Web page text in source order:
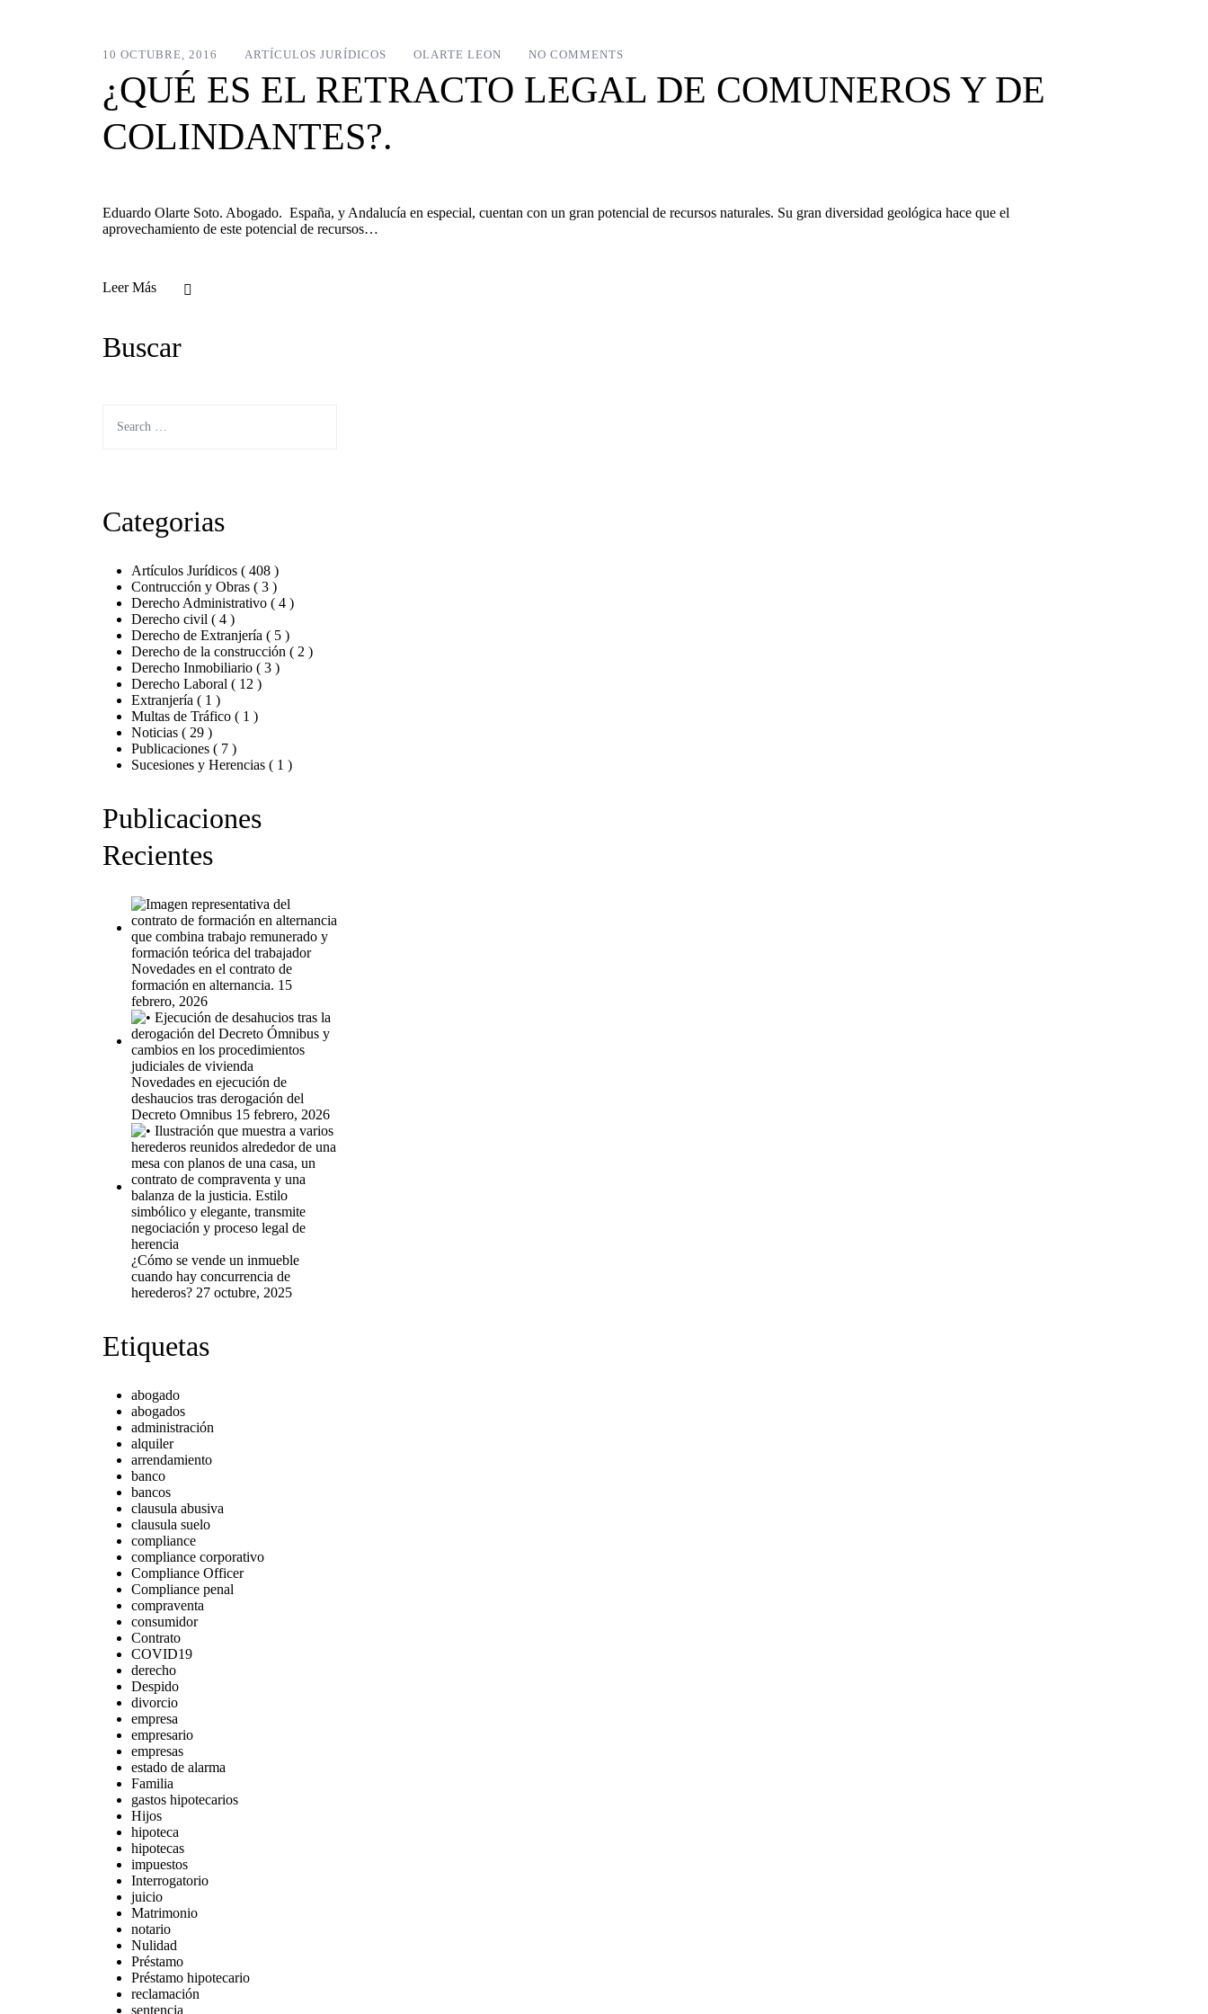
10 OCTUBRE, 2016 ARTÍCULOS JURÍDICOS OLARTE LEON NO COMMENTS
¿QUÉ ES EL RETRACTO LEGAL DE COMUNEROS Y DE
COLINDANTES?.
Eduardo Olarte Soto. Abogado. España, y Andalucía en especial, cuentan con un gran potencial de recursos naturales. Su gran diversidad geológica hace que el
aprovechamiento de este potencial de recursos…
Leer Más
Buscar
for:
Categorias
Artículos Jurídicos ( 408 )
Contrucción y Obras ( 3 )
Derecho Administrativo ( 4 )
Derecho civil ( 4 )
Derecho de Extranjería ( 5 )
Derecho de la construcción ( 2 )
Derecho Inmobiliario ( 3 )
Derecho Laboral ( 12 )
Extranjería ( 1 )
Multas de Tráfico ( 1 )
Noticias ( 29 )
Publicaciones ( 7 )
Sucesiones y Herencias ( 1 )
Publicaciones
Recientes
Novedades en el contrato de
formación en alternancia. 15
febrero, 2026
Novedades en ejecución de
deshaucios tras derogación del
Decreto Omnibus 15 febrero, 2026
¿Cómo se vende un inmueble
cuando hay concurrencia de
herederos? 27 octubre, 2025
Etiquetas
abogado
abogados
administración
alquiler
arrendamiento
banco
bancos
clausula abusiva
clausula suelo
compliance
compliance corporativo
Compliance Officer
Compliance penal
compraventa
consumidor
Contrato
COVID19
derecho
Despido
divorcio
empresa
empresario
empresas
estado de alarma
Familia
gastos hipotecarios
Hijos
hipoteca
hipotecas
impuestos
Interrogatorio
juicio
Matrimonio
notario
Nulidad
Préstamo
Préstamo hipotecario
reclamación
sentencia